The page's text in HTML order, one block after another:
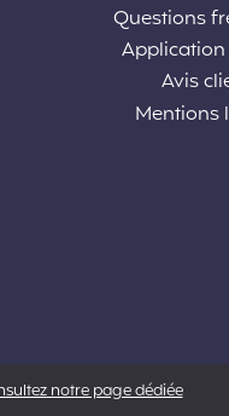
Questions
Avis
Mentions
notre page dédiée